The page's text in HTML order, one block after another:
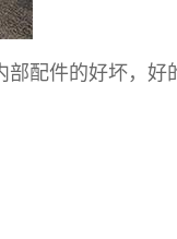
配件的好坏，好